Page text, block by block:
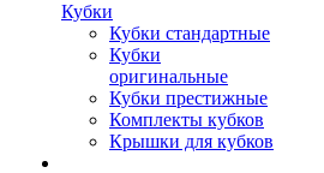
Кубки
Кубки стандартные
Кубки
оригинальные
Кубки престижные
Комплекты кубков
Крышки для кубков